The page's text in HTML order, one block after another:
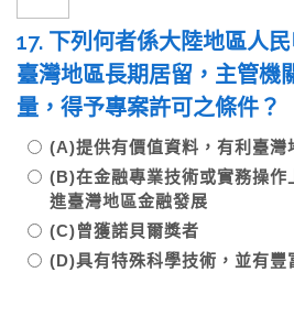
17. 下列何者係大陸地區人
臺灣地區長期居留，主管機
量，得予專案許可之條件？
(A)提供有價值資料，有利臺灣
(B)在金融專業技術或實務操作
進臺灣地區金融發展
(C)曾獲諾貝爾獎者
(D)具有特殊科學技術，並有豐